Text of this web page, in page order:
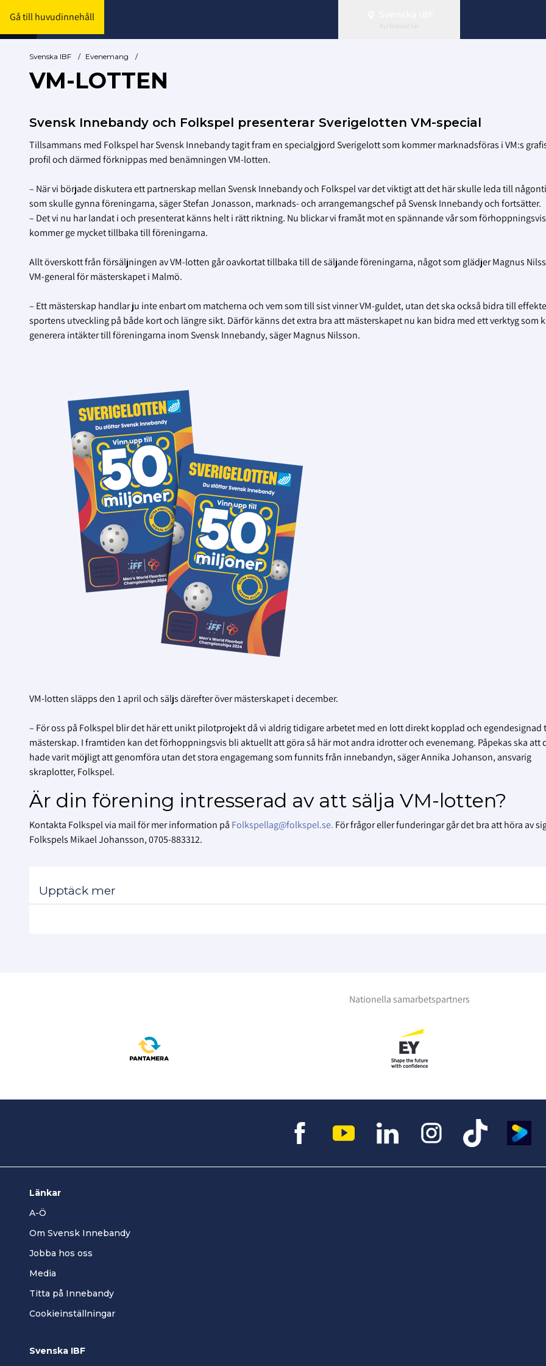
Gå till huvudinnehåll
Byt förbund här
Svenska IBF / Evenemang /
VM-LOTTEN
Svensk Innebandy och Folkspel presenterar Sverigelotten VM-special
Tillsammans med Folkspel har Svensk Innebandy tagit fram en specialgjord Sverigelott som kommer marknadsföras i VM:s
profil och därmed förknippas med benämningen VM-lotten.
– När vi började diskutera ett partnerskap mellan Svensk Innebandy och Folkspel var det viktigt att det här skulle leda till
som skulle gynna föreningarna, säger Stefan Jonasson, marknads- och arrangemangschef på Svensk Innebandy och fortsätter.
– Det vi nu har landat i och presenterat känns helt i rätt riktning. Nu blickar vi framåt mot en spännande vår som förhoppningsvis
kommer ge mycket tillbaka till föreningarna.
Allt överskott från försäljningen av VM-lotten går oavkortat tillbaka till de säljande föreningarna, något som glädjer Magnus
VM-general för mästerskapet i Malmö.
– Ett mästerskap handlar ju inte enbart om matcherna och vem som till sist vinner VM-guldet, utan det ska också bidra till
sportens utveckling på både kort och längre sikt. Därför känns det extra bra att mästerskapet nu kan bidra med ett verktyg som
generera intäkter till föreningarna inom Svensk Innebandy, säger Magnus Nilsson.
VM-lotten släpps den 1 april och säljs därefter över mästerskapet i december.
– För oss på Folkspel blir det här ett unikt pilotprojekt då vi aldrig tidigare arbetet med en lott direkt kopplad och egendesignad
mästerskap. I framtiden kan det förhoppningsvis bli aktuellt att göra så här mot andra idrotter och evenemang. Påpekas ska att
hade varit möjligt att genomföra utan det stora engagemang som funnits från innebandyn, säger Annika Johanson, ansvarig
skraplotter, Folkspel.
Är din förening intresserad av att sälja VM-lotten?
Kontakta Folkspel via mail för mer information på Folkspellag@folkspel.se. För frågor eller funderingar går det bra att höra av
Folkspels Mikael Johansson, 0705-883312.
Upptäck mer
Nationella samarbetspartners
Länkar
A-Ö
Om Svensk Innebandy
Jobba hos oss
Media
Titta på Innebandy
Cookieinställningar
Svenska IBF